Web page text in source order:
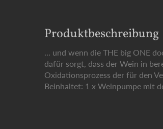
Produktbeschreibung
... und wenn die THE big ONE
dafür sorgt, dass der Wein in
Oxidationsprozess der für den
Beinhaltet: 1 x Weinpumpe mit